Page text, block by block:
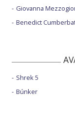
Giovanna
Benedict
Shrek 5
Búnker